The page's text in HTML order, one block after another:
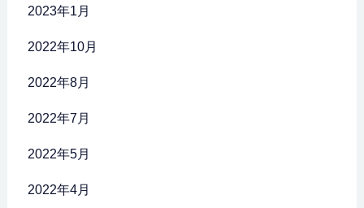
2023年1月
2022年10月
2022年8月
2022年7月
2022年5月
2022年4月